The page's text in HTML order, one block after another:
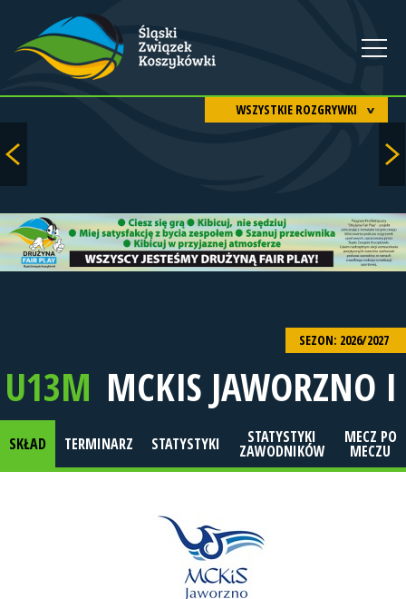
WSZYSTKIE ROZGRYWKI
SEZON: 2026/2027
U13M MCKIS JAWORZNO I
SKŁAD TERMINARZ STATYSTYKI STATYSTYKI
ZAWODNIKÓW
MECZ PO
MECZU